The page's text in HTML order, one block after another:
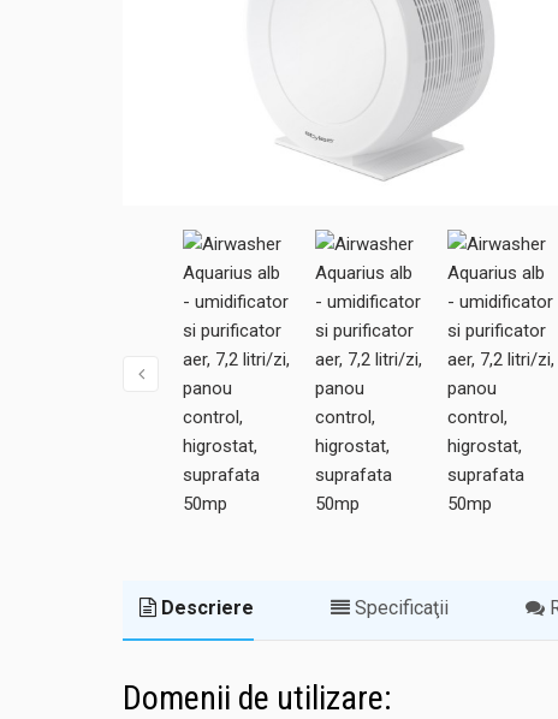
Descriere Specificaţii
Domenii de utilizare: